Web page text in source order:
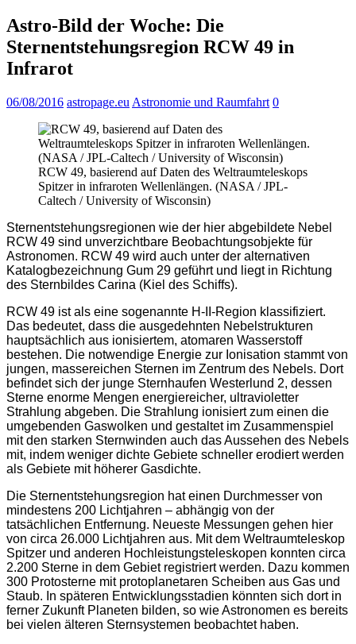
Astro-Bild der Woche: Die
Sternentstehungsregion RCW 49 in
Infrarot
06/08/2016 astropage.eu Astronomie und Raumfahrt 0
RCW 49, basierend auf Daten des Weltraumteleskops
Spitzer in infraroten Wellenlängen. (NASA / JPL-
Caltech / University of Wisconsin)
Sternentstehungsregionen wie der hier abgebildete Nebel
RCW 49 sind unverzichtbare Beobachtungsobjekte für
Astronomen. RCW 49 wird auch unter der alternativen
Katalogbezeichnung Gum 29 geführt und liegt in Richtung
des Sternbildes Carina (Kiel des Schiffs).
RCW 49 ist als eine sogenannte H-II-Region klassifiziert.
Das bedeutet, dass die ausgedehnten Nebelstrukturen
hauptsächlich aus ionisiertem, atomaren Wasserstoff
bestehen. Die notwendige Energie zur Ionisation stammt von
jungen, massereichen Sternen im Zentrum des Nebels. Dort
befindet sich der junge Sternhaufen Westerlund 2, dessen
Sterne enorme Mengen energiereicher, ultravioletter
Strahlung abgeben. Die Strahlung ionisiert zum einen die
umgebenden Gaswolken und gestaltet im Zusammenspiel
mit den starken Sternwinden auch das Aussehen des Nebels
mit, indem weniger dichte Gebiete schneller erodiert werden
als Gebiete mit höherer Gasdichte.
Die Sternentstehungsregion hat einen Durchmesser von
mindestens 200 Lichtjahren – abhängig von der
tatsächlichen Entfernung. Neueste Messungen gehen hier
von circa 26.000 Lichtjahren aus. Mit dem Weltraumteleskop
Spitzer und anderen Hochleistungsteleskopen konnten circa
2.200 Sterne in dem Gebiet registriert werden. Dazu kommen
300 Protosterne mit protoplanetaren Scheiben aus Gas und
Staub. In späteren Entwicklungsstadien könnten sich dort in
ferner Zukunft Planeten bilden, so wie Astronomen es bereits
bei vielen älteren Sternsystemen beobachtet haben.